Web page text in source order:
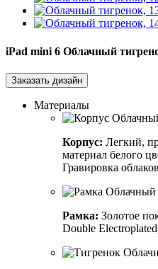
iPad mini 6 Облачный
Заказать дизайн
Материалы
Корпус: Легкий,
материал белого
Гравировка
Рамка: Золотое
Double